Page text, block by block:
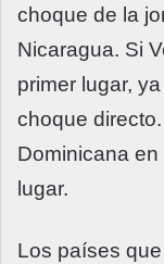
choque de la
Nicaragua. Si
primer lugar,
choque
Dominicana
lugar.
Los países